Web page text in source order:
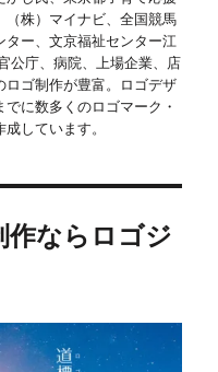
（株）マイナビ、全国競馬
ター、文京福祉センター江
公庁、病院、上場企業、店
ロゴ制作が豊富。ロゴデザ
に数多くのロゴマーク・
しています。
作ならロゴジ